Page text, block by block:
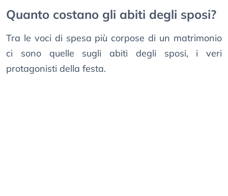
Quanto costano gli abiti degli sposi?
Tra le voci di spesa più corpose di un matrimonio
ci sono quelle sugli abiti degli sposi, i veri
protagonisti della festa.